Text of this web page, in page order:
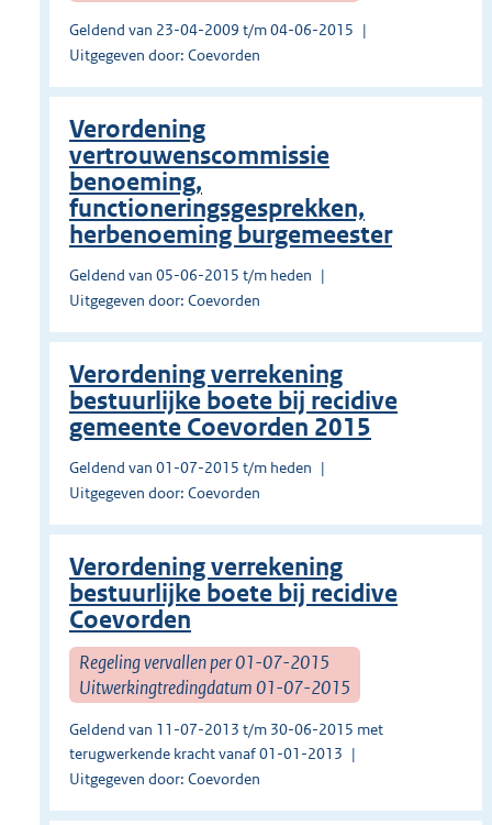
Geldend van 23-04-2009 t/m 04-06-2015
Uitgegeven door: Coevorden
Verordening
vertrouwenscommissie
benoeming,
functioneringsgesprekken,
herbenoeming burgemeester
Geldend van 05-06-2015 t/m heden
Uitgegeven door: Coevorden
Verordening verrekening
bestuurlijke boete bij recidive
gemeente Coevorden 2015
Geldend van 01-07-2015 t/m heden
Uitgegeven door: Coevorden
Verordening verrekening
bestuurlijke boete bij recidive
Coevorden
Regeling vervallen per 01-07-2015
Uitwerkingtredingdatum 01-07-2015
Geldend van 11-07-2013 t/m 30-06-2015 met
terugwerkende kracht vanaf 01-01-2013
Uitgegeven door: Coevorden